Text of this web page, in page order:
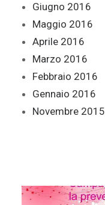
Giugno 2016
Maggio 2016
Aprile 2016
Marzo 2016
Febbraio 2016
Gennaio 2016
Novembre 2015